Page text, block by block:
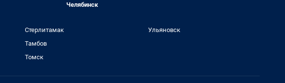
Челябинск
Стерлитамак
Тамбов
Томск
Ульяновск